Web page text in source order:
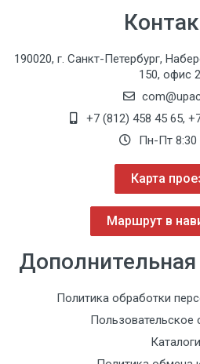
190020, г. Санкт-Петербург,
150, офис
+7 (812) 458 45 65,
Пн-Пт 8:30
Карта
Маршрут в
Политика обработки
Пользовательское
Каталоги